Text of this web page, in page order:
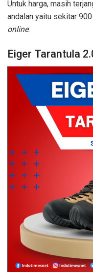
Untuk harga, masih
andalan yaitu sekitar
online.
Eiger Tarantula